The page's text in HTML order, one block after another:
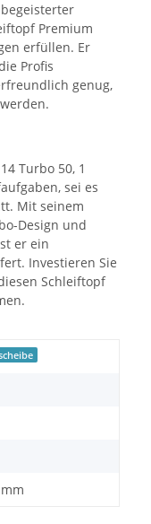
Premium
erfüllen. Er
Profis
genug,
Turbo 50, 1
sei es
Mit seinem
Design und
er ein
Investieren Sie
Schleiftopf